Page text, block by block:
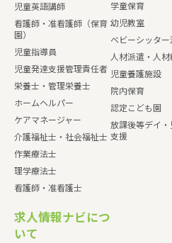
児童英語講師
看護師・准看護師（保育
園）
児童指導員
児童発達支援管理責任者
栄養士・管理栄養士
ホームヘルパー
ケアマネージャー
介護福祉士・社会福祉士
作業療法士
理学療法士
看護師・准看護士
学童保育
幼児教室
ベビーシッター
人材派遣・人材
児童養護施設
院内保育
認定こども園
放課後等デイ
支援
求人情報ナビにつ
いて